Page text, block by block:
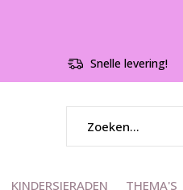
KINDERSIERADEN THEMA'S
Snelle levering!